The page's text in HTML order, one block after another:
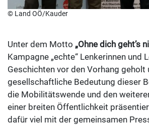
© Land OÖ/Kauder
Unter dem Motto „Ohne dich geht’s
Kampagne „echte“ Lenkerinnen und
Geschichten vor den Vorhang geholt
gesellschaftliche Bedeutung dieser
die Mobilitätswende und den
einer breiten Öffentlichkeit
dafür viel mit der gemeinsamen